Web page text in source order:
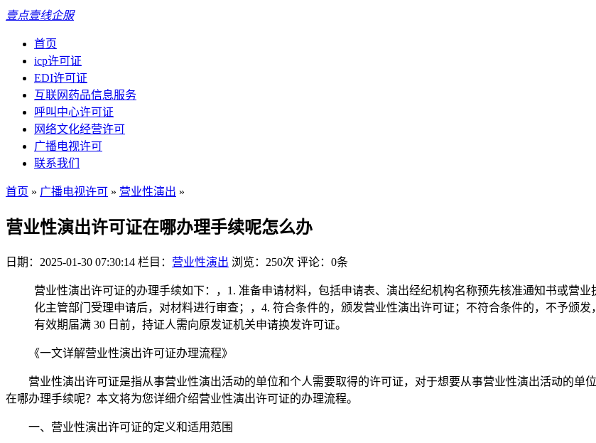
壹点壹线企服
首页
icp许可证
EDI许可证
互联网药品信息服务
呼叫中心许可证
网络文化经营许可
广播电视许可
联系我们
首页 » 广播电视许可 » 营业性演出 »
营业性演出许可证在哪办理手续呢怎么办
日期：2025-01-30 07:30:14 栏目： 营业性演出 浏览：250次 评论：0条
营业性演出许可证的办理手续如下：，1. 准备申请材料，包括申请表、演出经纪机构名称预先核准通知书或营
化主管部门受理申请后，对材料进行审查；，4. 符合条件的，颁发营业性演出许可证；不符合条件的，不予颁
有效期届满 30 日前，持证人需向原发证机关申请换发许可证。
《一文详解营业性演出许可证办理流程》
营业性演出许可证是指从事营业性演出活动的单位和个人需要取得的许可证，对于想要从事营业性演出活动的单
在哪办理手续呢？本文将为您详细介绍营业性演出许可证的办理流程。
一、营业性演出许可证的定义和适用范围